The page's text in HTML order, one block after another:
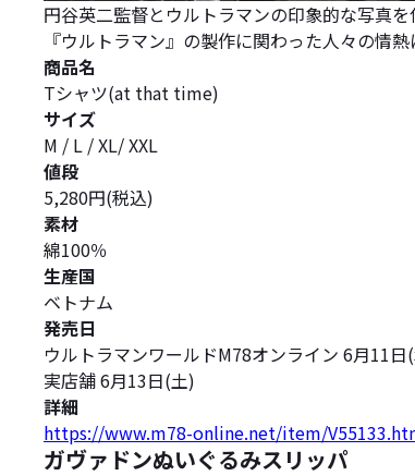
円谷英二監督とウルトラマンの印象的な写真を
『ウルトラマン』の製作に関わった人々の情
商品名
Tシャツ(at that time)
サイズ
M / L / XL/ XXL
値段
5,280円(税込)
素材
綿100％
生産国
ベトナム
発売日
ウルトラマンワールドM78オンライン 6月11日
実店舗 6月13日(土)
詳細
https://www.m78-online.net/item/
ガヴァドンぬいぐるみスリッパ